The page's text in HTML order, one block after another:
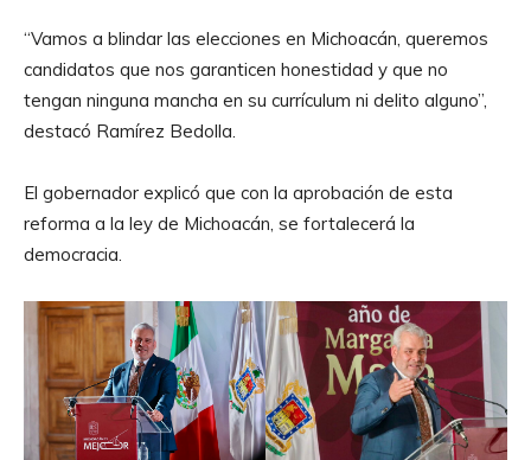
“Vamos a blindar las elecciones en Michoacán, queremos
candidatos que nos garanticen honestidad y que no
tengan ninguna mancha en su currículum ni delito alguno”,
destacó Ramírez Bedolla.
El gobernador explicó que con la aprobación de esta
reforma a la ley de Michoacán, se fortalecerá la
democracia.